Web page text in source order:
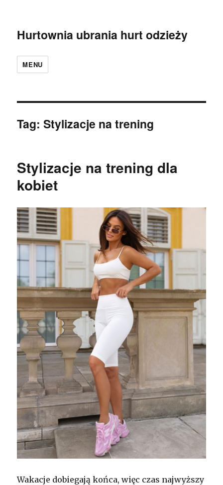
Hurtownia ubrania hurt odzieży
MENU
Tag:Stylizacje na trening
Stylizacje na trening dla
kobiet
Wakacje dobiegają końca, więc czas najwyższy